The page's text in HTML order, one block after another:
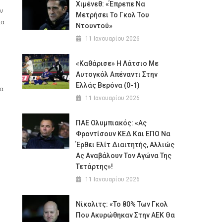
Χιμένεθ: «Έπρεπε Να
Μετρήσει Το Γκολ Του
Ντουντού»
11 Ιανουαρίου 2026
«Καθάρισε» Η Λάτσιο Με
Αυτογκόλ Απέναντι Στην
Ελλάς Βερόνα (0-1)
11 Ιανουαρίου 2026
ΠΑΕ Ολυμπιακός: «Ας
Φροντίσουν ΚΕΔ Και ΕΠΟ Να
Έρθει Ελίτ Διαιτητής, Αλλιώς
Ας Αναβάλουν Τον Αγώνα Της
Τετάρτης»!
11 Ιανουαρίου 2026
Νίκολιτς: «Το 80% Των Γκολ
Που Ακυρώθηκαν Στην ΑΕΚ Θα